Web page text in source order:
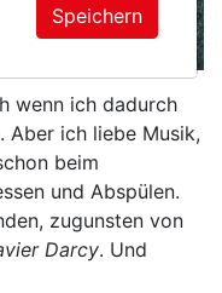
wenn ich dadurch
Aber ich liebe Musik,
beim
und Abspülen.
zugunsten von
Darcy. Und
Speichern